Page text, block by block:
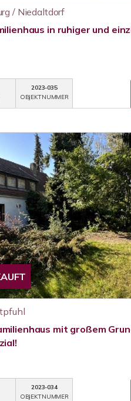
/ Niedaltdorf
in ruhiger und
2023-035
OBJEKTNUMMER
mit großem
2023-034
OBJEKTNUMMER